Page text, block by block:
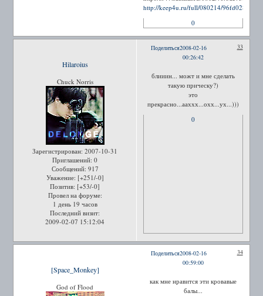
http://keep4u.ru/full/080214/
0
Поделиться 33
2008-02-16
00:26:42
Hilaroius
Chuck Norris
Зарегистрирован: 2007-10-31
Приглашений: 0
Сообщений: 917
Уважение: [+251/-0]
Позитив: [+53/-0]
Провел на форуме:
1 день 19 часов
Последний визит:
2009-02-07 15:12:04
блииин... можт и мне сделать
такую прическу?)
это
прекрасно...ааххх...охх...ух...)))
0
Поделиться 34
2008-02-16
00:59:00
[Space_Monkey]
God of Flood
как мне нравится эти кровавые
балы...